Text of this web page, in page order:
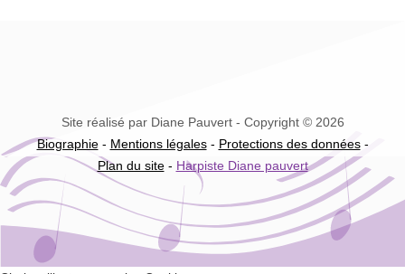
Site réalisé par Diane Pauvert - Copyright © 2026
Biographie- Mentions légales- Protections des données-
Plan du site- Harpiste Diane pauvert